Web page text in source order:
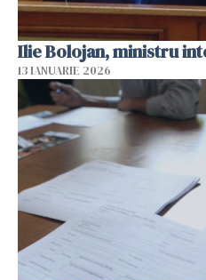
Ilie Bolojan, ministru
13 IANUARIE 2026